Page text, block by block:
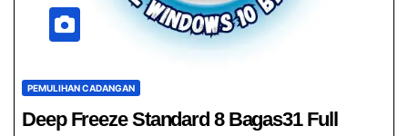
PEMULIHAN CADANGAN
Deep Freeze Standard 8​ Bagas31 Full